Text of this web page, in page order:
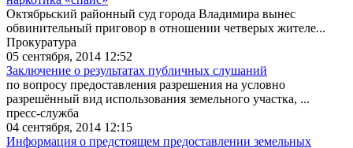
Октябрьский районный суд города Владимира вынес
обвинительный приговор в отношении четверых жителе...
Прокуратура
05 сентября, 2014 12:52
Заключение о результатах публичных слушаний
по вопросу предоставления разрешения на условно
разрешённый вид использования земельного участка, ...
пресс-служба
04 сентября, 2014 12:15
Информация о предстоящем предоставлении земельных